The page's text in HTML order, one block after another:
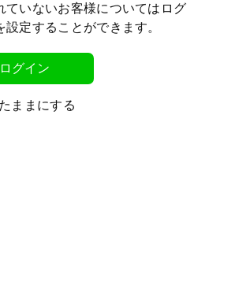
いないお客様についてはログ
定することができます。
グイン
ままにする